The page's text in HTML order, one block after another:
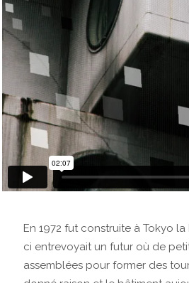
En 1972 fut construite à Tokyo
ci entrevoyait un futur où de
assemblées pour former des